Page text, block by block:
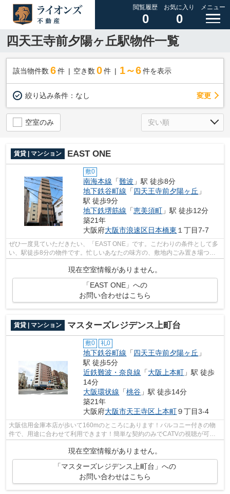
閲覧履歴
0
お気に入り
0
メニュー
四天王寺前夕陽ヶ丘駅物件一覧
該当物件数 6件 空き数 0 件 1～6 件を表示
絞り込み条件： なし 変更
空室のみ
賃貸 | マンション EAST ONE
敷0
南海本線 「難波 」駅 徒歩8分
地下鉄谷町線 「四天王寺前夕陽ヶ丘 」
駅 徒歩9分
地下鉄堺筋線 「恵美須町 」駅 徒歩12分
築21年
大阪府大阪市浪速区日本橋東 １丁目7-7
ぜひ一度見ていただきたい、「EAST ONE」です。こだわりの条件として多
い、駅徒歩8分の物件です。忙しいあなたの味方の、敷地内ごみ置き場つき
現在空室情報がありません。
「EAST ONE」への
お問い合わせはこちら
賃貸 | マンション マスターズレジデンス上町台
敷0 礼0
地下鉄谷町線 「四天王寺前夕陽ヶ丘 」
駅 徒歩5分
近鉄難波・奈良線 「大阪上本町 」駅 徒歩
14分
大阪環状線 「桃谷 」駅 徒歩14分
築21年
大阪府大阪市天王寺区 上本町９丁目3-4
大阪信用金庫本店が歩いて160mのところにあります！バルコニー付きの物
件で、用途に合わせて利用できます！簡単な契約のみでCATVの視聴が可能
現在空室情報がありません。
「マスターズレジデンス上町台」への
お問い合わせはこちら